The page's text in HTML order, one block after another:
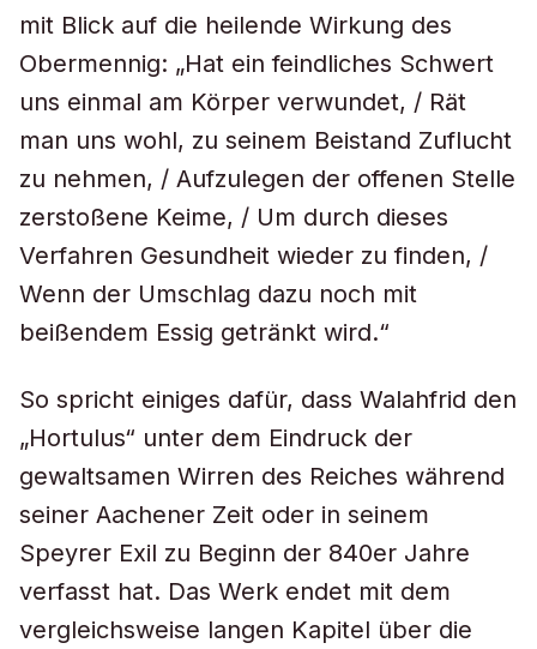
mit Blick auf die heilende Wirkung des
Obermennig: „Hat ein feindliches Schwert
uns einmal am Körper verwundet, / Rät
man uns wohl, zu seinem Beistand Zuflucht
zu nehmen, / Aufzulegen der offenen Stelle
zerstoßene Keime, / Um durch dieses
Verfahren Gesundheit wieder zu finden, /
Wenn der Umschlag dazu noch mit
beißendem Essig getränkt wird.“
So spricht einiges dafür, dass Walahfrid den
„Hortulus“ unter dem Eindruck der
gewaltsamen Wirren des Reiches während
seiner Aachener Zeit oder in seinem
Speyrer Exil zu Beginn der 840er Jahre
verfasst hat. Das Werk endet mit dem
vergleichsweise langen Kapitel über die